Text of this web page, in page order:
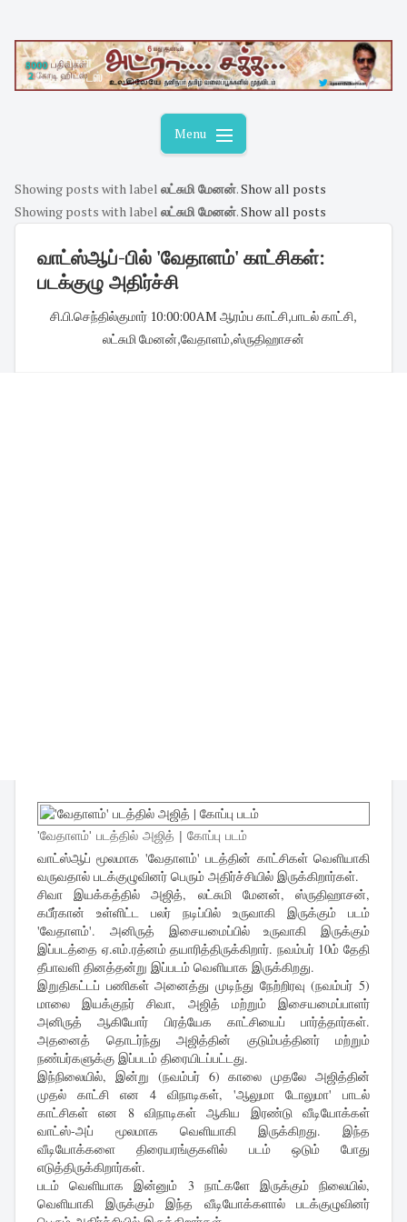
content
Menu
Showing posts with label லட்சுமி மேனன்.Show all posts
Showing posts with label லட்சுமி மேனன்.Show all posts
வாட்ஸ்ஆப்-பில் 'வேதாளம்' காட்சிகள்:
படக்குழு அதிர்ச்சி
சி.பி.செந்தில்குமார் 10:00:00 AM ஆரம்ப காட்சி,பாடல் காட்சி,
லட்சுமி மேனன்,வேதாளம்,ஸ்ருதிஹாசன்
'வேதாளம்' படத்தில் அஜித் | கோப்பு படம்
வாட்ஸ்ஆப் மூலமாக 'வேதாளம்' படத்தின் காட்சிகள் வெளியாகி
வருவதால் படக்குழுவினர் பெரும் அதிர்ச்சியில் இருக்கிறார்கள்.
சிவா இயக்கத்தில் அஜித், லட்சுமி மேனன், ஸ்ருதிஹாசன்,
கபீர்கான் உள்ளிட்ட பலர் நடிப்பில் உருவாகி இருக்கும் படம்
'வேதாளம்'. அனிருத் இசையமைப்பில் உருவாகி இருக்கும்
இப்படத்தை ஏ.எம்.ரத்னம் தயாரித்திருக்கிறார். நவம்பர் 10ம் தேதி
தீபாவளி தினத்தன்று இப்படம் வெளியாக இருக்கிறது.
இறுதிகட்டப் பணிகள் அனைத்து முடிந்து நேற்றிரவு (நவம்பர் 5)
மாலை இயக்குநர் சிவா, அஜித் மற்றும் இசையமைப்பாளர்
அனிருத் ஆகியோர் பிரத்யேக காட்சியைப் பார்த்தார்கள்.
அதனைத் தொடர்ந்து அஜித்தின் குடும்பத்தினர் மற்றும்
நண்பர்களுக்கு இப்படம் திரையிடப்பட்டது.
இந்நிலையில், இன்று (நவம்பர் 6) காலை முதலே அஜித்தின்
முதல் காட்சி என 4 விநாடிகள், 'ஆலுமா டோலுமா' பாடல்
காட்சிகள் என 8 விநாடிகள் ஆகிய இரண்டு வீடியோக்கள்
வாட்ஸ்-அப் மூலமாக வெளியாகி இருக்கிறது. இந்த
வீடியோக்களை திரையரங்குகளில் படம் ஒடும் போது
எடுத்திருக்கிறார்கள்.
படம் வெளியாக இன்னும் 3 நாட்களே இருக்கும் நிலையில்,
வெளியாகி இருக்கும் இந்த வீடியோக்களால் படக்குழுவினர்